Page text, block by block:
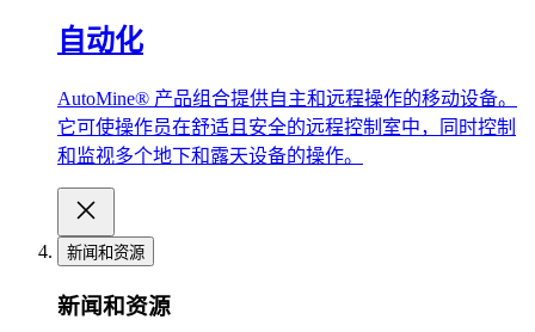
自动化
AutoMine® 产品组合提供自主和远程操作的移动设备。
它可使操作员在舒适且安全的远程控制室中，同时控制
和监视多个地下和露天设备的操作。
新闻和资源
新闻和资源